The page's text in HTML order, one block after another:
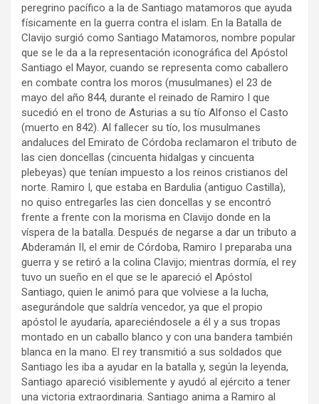
peregrino pacífico a la de Santiago matamoros que ayuda
físicamente en la guerra contra el islam. En la Batalla de
Clavijo surgió como Santiago Matamoros, nombre popular
que se le da a la representación iconográfica del Apóstol
Santiago el Mayor, cuando se representa como caballero
en combate contra los moros (musulmanes) el 23 de
mayo del año 844, durante el reinado de Ramiro I que
sucedió en el trono de Asturias a su tío Alfonso el Casto
(muerto en 842). Al fallecer su tío, los musulmanes
andaluces del Emirato de Córdoba reclamaron el tributo de
las cien doncellas (cincuenta hidalgas y cincuenta
plebeyas) que tenían impuesto a los reinos cristianos del
norte. Ramiro I, que estaba en Bardulia (antiguo Castilla),
no quiso entregarles las cien doncellas y se encontró
frente a frente con la morisma en Clavijo donde en la
víspera de la batalla. Después de negarse a dar un tributo a
Abderamán II, el emir de Córdoba, Ramiro I preparaba una
guerra y se retiró a la colina Clavijo; mientras dormía, el rey
tuvo un sueño en el que se le apareció el Apóstol
Santiago, quien le animó para que volviese a la lucha,
asegurándole que saldría vencedor, ya que el propio
apóstol le ayudaría, apareciéndosele a él y a sus tropas
montado en un caballo blanco y con una bandera también
blanca en la mano. El rey transmitió a sus soldados que
Santiago les iba a ayudar en la batalla y, según la leyenda,
Santiago apareció visiblemente y ayudó al ejército a tener
una victoria extraordinaria. Santiago anima a Ramiro al